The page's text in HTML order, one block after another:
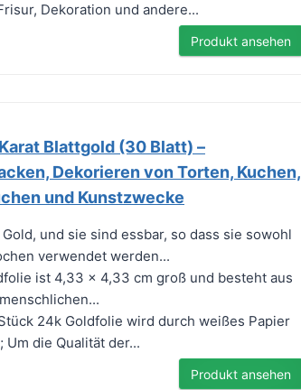
Dekoration und andere...
Produkt ansehen
Blattgold (30 Blatt) –
Dekorieren von Torten, Kuchen,
und Kunstzwecke
und sie sind essbar, so dass sie sowohl
verwendet werden...
ist 4,33 x 4,33 cm groß und besteht aus
24k Goldfolie wird durch weißes Papier
die Qualität der...
Produkt ansehen